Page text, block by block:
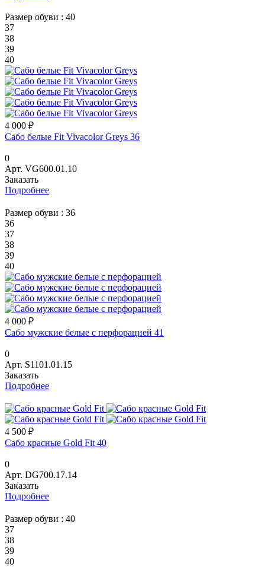
Размер обуви : 40
37
38
39
40
4 000 ₽
Сабо белые Fit Vivacolor Greys 36
0
Арт. VG600.01.10
Заказать
Подробнее
Размер обуви : 36
36
37
38
39
40
4 000 ₽
Сабо мужские белые с перфорацией 41
0
Арт. S1101.01.15
Заказать
Подробнее
4 500 ₽
Сабо красные Gold Fit 40
0
Арт. DG700.17.14
Заказать
Подробнее
Размер обуви : 40
37
38
39
40